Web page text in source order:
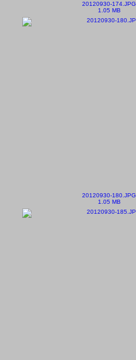
20120930-174.JPG
1.05 MB
20120930-180.JPG
1.05 MB